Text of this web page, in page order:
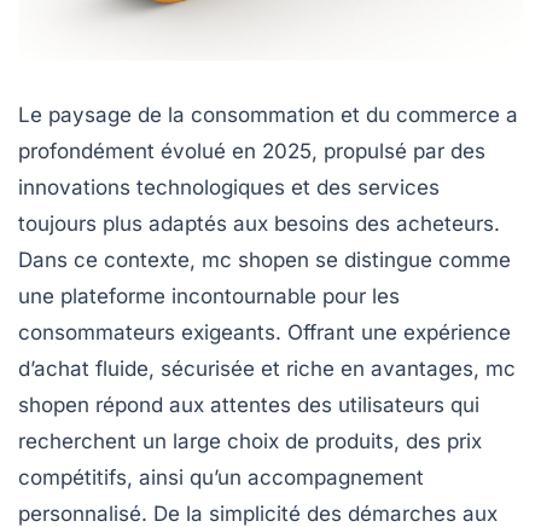
Le paysage de la consommation et du commerce a
profondément évolué en 2025, propulsé par des
innovations technologiques et des services
toujours plus adaptés aux besoins des acheteurs.
Dans ce contexte, mc shopen se distingue comme
une plateforme incontournable pour les
consommateurs exigeants. Offrant une expérience
d’achat fluide, sécurisée et riche en avantages, mc
shopen répond aux attentes des utilisateurs qui
recherchent un large choix de produits, des prix
compétitifs, ainsi qu’un accompagnement
personnalisé. De la simplicité des démarches aux